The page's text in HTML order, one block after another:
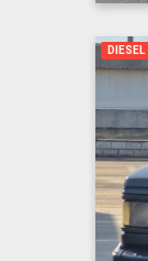
DIESEL